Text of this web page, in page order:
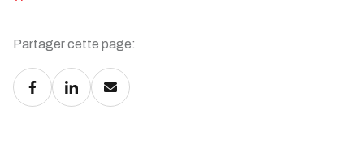
Partager cette page: